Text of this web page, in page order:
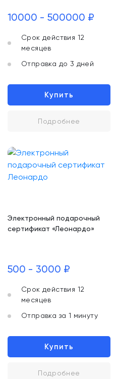
10000 - 500000 ₽
Срок действия 12
месяцев
Отправка до 3 дней
Купить
Подробнее
Электронный подарочный
сертификат «Леонардо»
500 - 3000 ₽
Срок действия 12
месяцев
Отправка за 1 минуту
Купить
Подробнее